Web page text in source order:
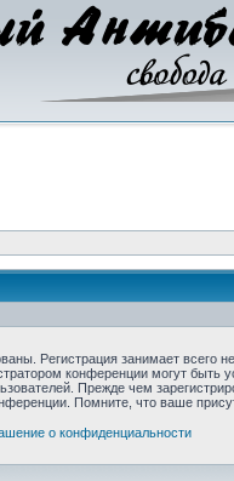
Регистрация занимает всего
конференции могут быть
Прежде чем
Помните, что ваше
о конфиденциальности